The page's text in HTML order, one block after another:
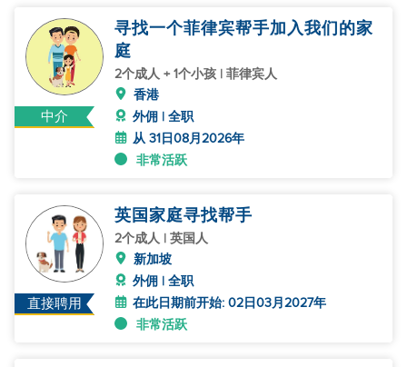
中介
寻找一个菲律宾帮手加入我们的家
庭
2个成人 + 1个小孩 | 菲律宾人
香港
外佣 | 全职
从 31日08月2026年
非常活跃
直接聘用
英国家庭寻找帮手
2个成人 | 英国人
新加坡
外佣 | 全职
在此日期前开始: 02日03月2027年
非常活跃